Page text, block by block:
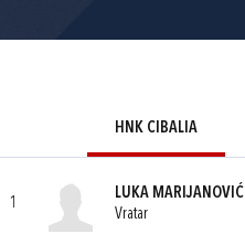
HNK CIBALIA
1
LUKA MARIJANOVIĆ
Vratar